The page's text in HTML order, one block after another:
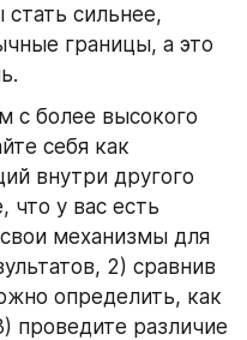
сильнее,
границы, а это
с более высокого
себя как
внутри другого
что у вас есть
механизмы для
2) сравнив
определить, как
проведите различие